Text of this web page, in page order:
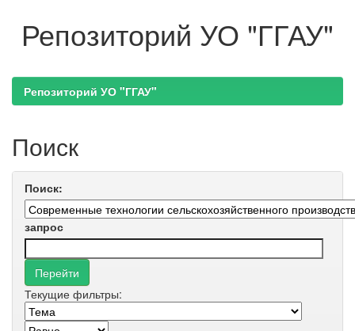
Репозиторий УО "ГГАУ"
Репозиторий УО "ГГАУ"
Поиск
Поиск:
запрос
Текущие фильтры: